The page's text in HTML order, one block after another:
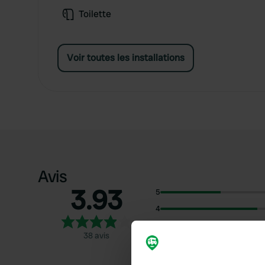
Toilette
Voir toutes les installations
Avis
3.93
38 avis
5
4
2